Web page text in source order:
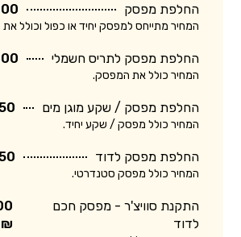
החלפת מפסק - 300 ₪
המחיר מתייחס למפסק יחיד או כפול וכולל
החלפת מפסק לתריס חשמלי - 300 ₪
המחיר כולל את המפסק.
החלפת מפסק / שקע מוגן מים 250 ₪
המחיר כולל מפסק / שקע יחיד.
החלפת מפסק לדוד 250 ₪
המחיר כולל מפסק סטנדרטי.
התקנת סוויצ'ר - מפסק חכם
לדוד
₪